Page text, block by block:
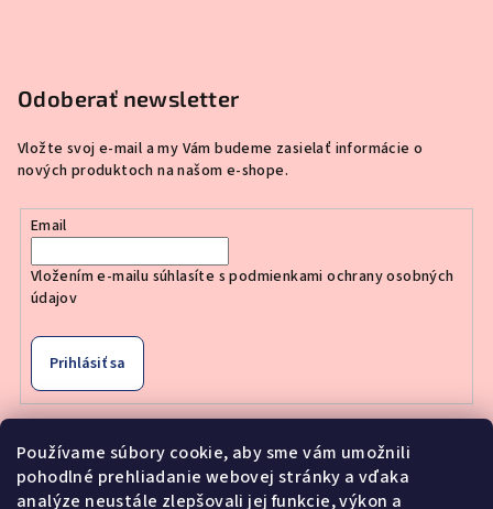
Používame súbory cookie, aby sme vám umožnili
pohodlné prehliadanie webovej stránky a vďaka
analýze neustále zlepšovali jej funkcie, výkon a
Odoberať newsletter
Vložte svoj e-mail a my Vám budeme zasielať informácie o
nových produktoch na našom e-shope.
Email
Vložením e-mailu súhlasíte spodmienkami ochrany osobných
údajov
Prihlásiť sa
Nákupný košík